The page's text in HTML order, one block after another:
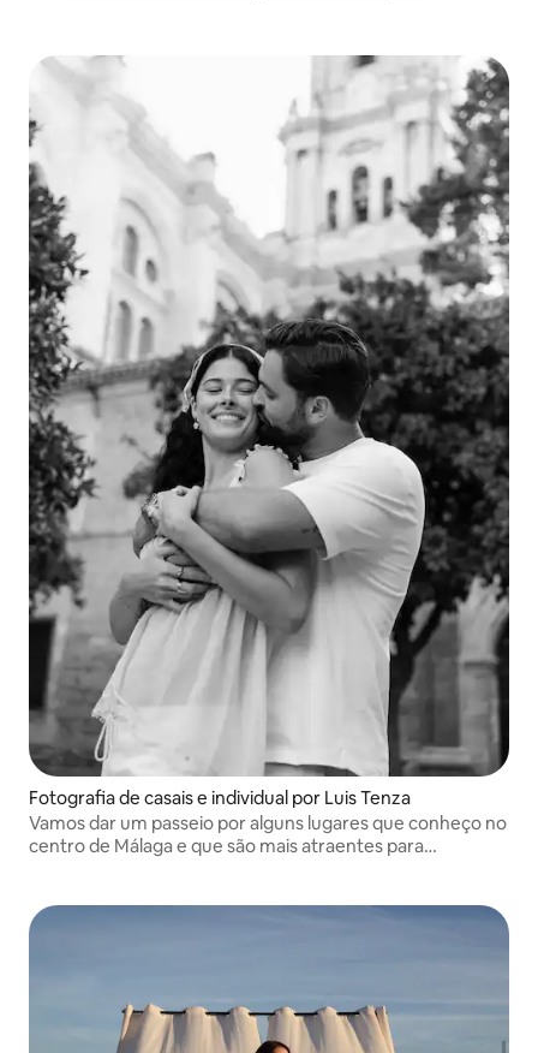
Fotografia de casais e individual por Luis Tenza
Vamos dar um passeio por alguns lugares que conheço no
centro de Málaga e que são mais atraentes para